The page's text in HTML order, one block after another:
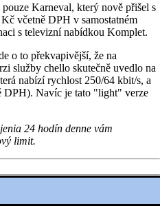
Karneval, který nově přišel s
včetně DPH v samostatném
s televizní nabídkou Komplet.
o to překvapivější, že na
služby chello skutečně uvedlo na
nabízí rychlost 250/64 kbit/s, a
DPH). Navíc je tato "light" verze
24 hodín denne vám
limit.